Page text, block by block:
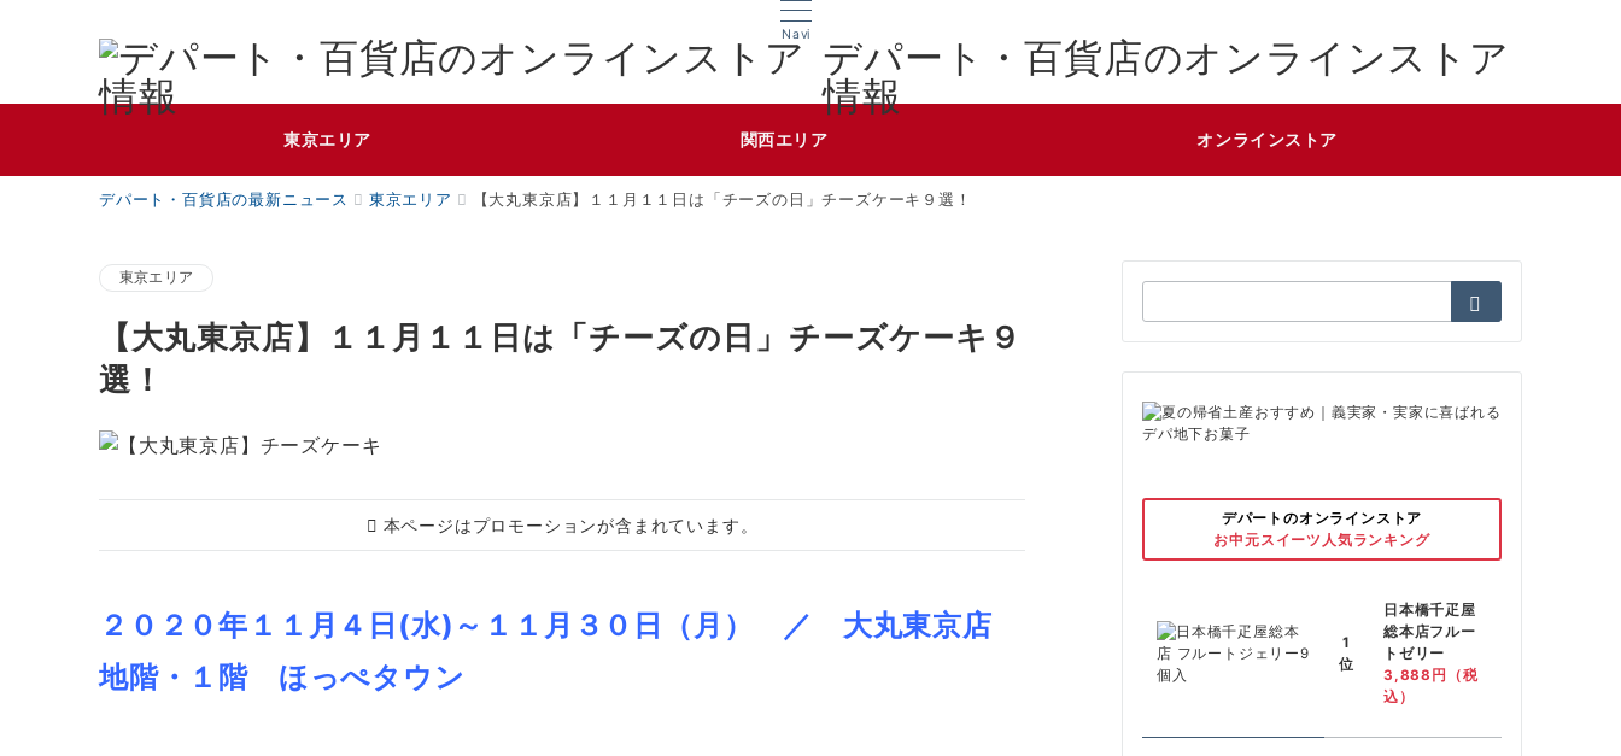
Navi
デパート・百貨店のオンラインストア
情報
東京エリア 関西エリア オンラインストア
デパート・百貨店の最新ニュース 東京エリア 【大丸東京店】１１月１１日は「チーズの日」チーズケーキ９選！
東京エリア
【大丸東京店】１１月１１日は「チーズの日」チーズケーキ９
選！
本ページはプロモーションが含まれています。
２０２０年１１月４日(水)～１１月３０日（月） ／ 大丸東京店
地階・１階 ほっぺタウン
索：
デパートのオンラインストア
お中元スイーツ人気ランキング
1
位
日本橋千疋屋
総本店フルー
トゼリー
3,888円（税
込）